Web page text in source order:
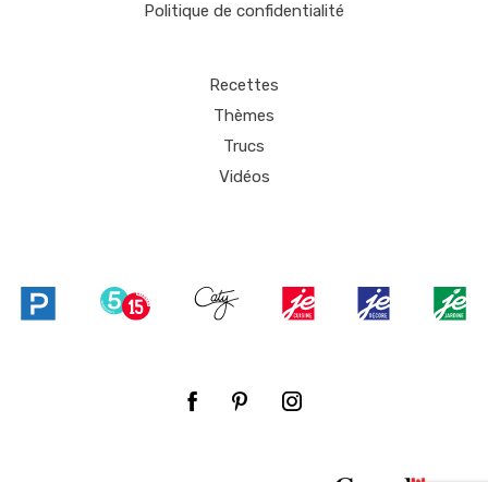
Politique de confidentialité
Recettes
Thèmes
Trucs
Vidéos